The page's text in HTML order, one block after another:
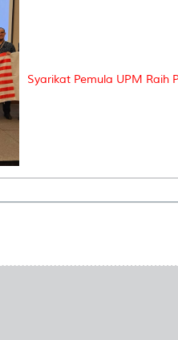
Syarikat Pemula UPM Raih